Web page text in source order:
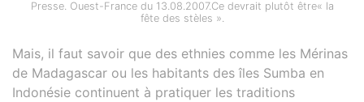
Presse. Ouest-France du 13.08.2007.Ce devrait plutôt être« la
fête des stèles ».
Mais, il faut savoir que des ethnies comme les Mérinas
de Madagascar ou les habitants des îles Sumba en
Indonésie continuent à pratiquer les traditions